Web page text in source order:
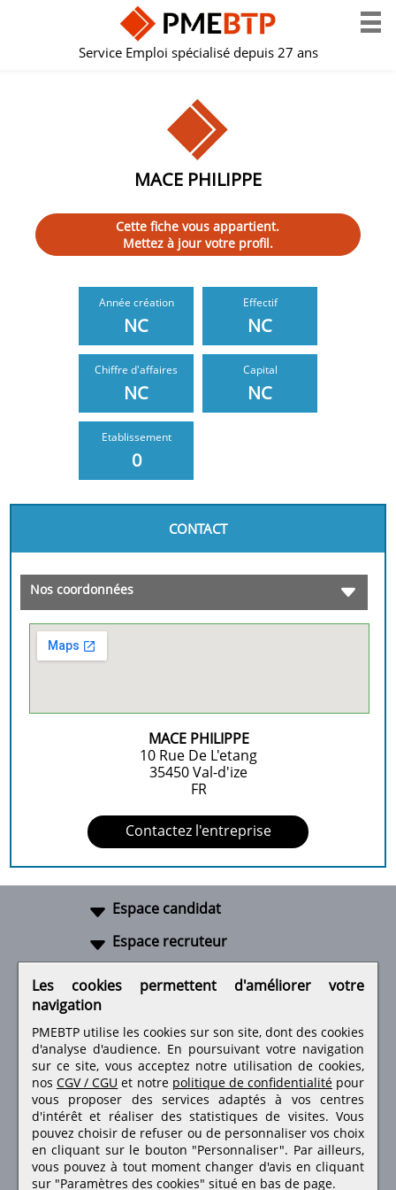
Service Emploi spécialisé depuis 27 ans
MACE PHILIPPE
Cette fiche vous appartient.
Mettez à jour votre profil.
Année création
NC
Effectif
NC
Chiffre d'affaires
NC
Capital
NC
Etablissement
0
CONTACT
Nos coordonnées
MACE PHILIPPE
10 Rue De L'etang
35450Val-d'ize
FR
Contactez l'entreprise
Espace candidat
Espace recruteur
Retrouvez-nous sur les réseaux sociaux
Les cookies permettent d'améliorer votre
navigation
PMEBTP utilise les cookies sur son site, dont des cookies
d'analyse d'audience. En poursuivant votre navigation
sur ce site, vous acceptez notre utilisation de cookies,
nos CGV / CGU et notre politique de confidentialité pour
vous proposer des services adaptés à vos centres
d'intérêt et réaliser des statistiques de visites.Vous
pouvez choisir de refuser ou de personnaliser vos choix
en cliquant sur le bouton "Personnaliser". Par ailleurs,
vous pouvez à tout moment changer d'avis en cliquant
sur "Paramètres des cookies" situé en bas de page.